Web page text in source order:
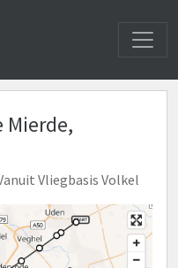
Mierde,
Vliegbasis Volkel